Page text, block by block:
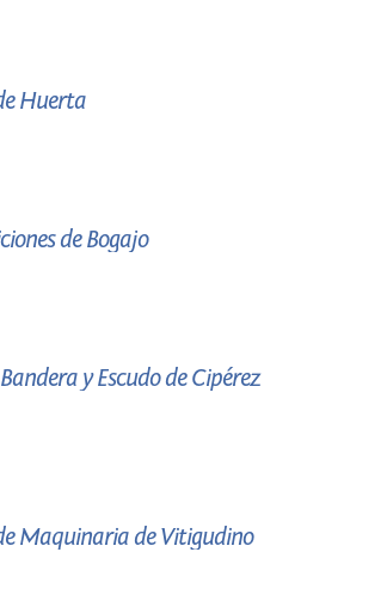
Huerta
de Bogajo
y Escudo de Cipérez
Maquinaria de Vitigudino